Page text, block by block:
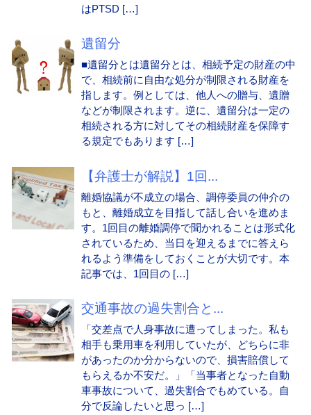
はPTSD […]
遺留分
■遺留分とは遺留分とは、相続予定の財産の中
で、相続前に自由な処分が制限される財産を
指します。例としては、他人への贈与、遺贈
などが制限されます。逆に、遺留分は一定の
相続される方に対してその相続財産を保障す
る規定でもあります […]
【弁護士が解説】1回...
離婚協議が不成立の場合、調停委員の仲介の
もと、離婚成立を目指して話し合いを進めま
す。1回目の離婚調停で聞かれることは形式化
されているため、当日を迎えるまでに答えら
れるよう準備をしておくことが大切です。本
記事では、1回目の […]
交通事故の過失割合と...
「交差点で人身事故に遭ってしまった。私も
相手も乗用車を利用していたが、どちらに非
があったのか分からないので、損害賠償して
もらえるか不安だ。」「当事者となった自動
車事故について、過失割合でもめている。自
分で反論したいと思っ […]